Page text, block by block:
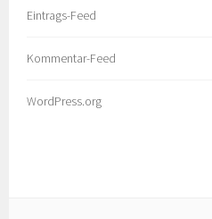
Eintrags-Feed
Kommentar-Feed
WordPress.org